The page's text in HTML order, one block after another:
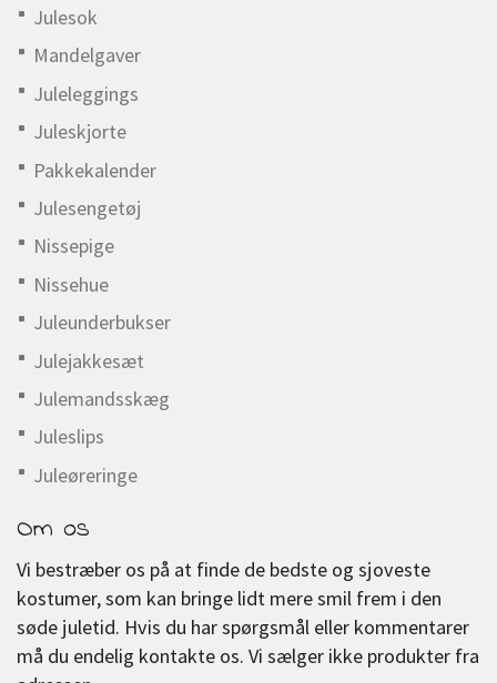
Julesok
Mandelgaver
Juleleggings
Juleskjorte
Pakkekalender
Julesengetøj
Nissepige
Nissehue
Juleunderbukser
Julejakkesæt
Julemandsskæg
Juleslips
Juleøreringe
Om os
Vi bestræber os på at finde de bedste og sjoveste
kostumer, som kan bringe lidt mere smil frem i den
søde juletid. Hvis du har spørgsmål eller kommentarer
må du endelig kontakte os. Vi sælger ikke produkter fra